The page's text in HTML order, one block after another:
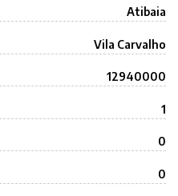
Atibaia
Vila Carvalho
12940000
1
0
0